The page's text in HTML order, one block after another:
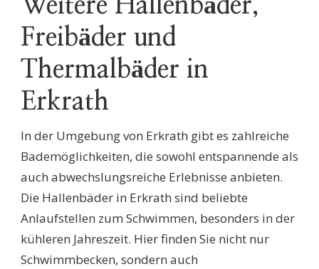
Weitere Hallenbäder,
Freibäder und
Thermalbäder in
Erkrath
In der Umgebung von Erkrath gibt es zahlreiche
Bademöglichkeiten, die sowohl entspannende als
auch abwechslungsreiche Erlebnisse anbieten.
Die Hallenbäder in Erkrath sind beliebte
Anlaufstellen zum Schwimmen, besonders in der
kühleren Jahreszeit. Hier finden Sie nicht nur
Schwimmbecken, sondern auch